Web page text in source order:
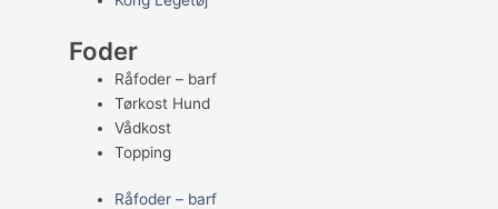
Foder
Råfoder – barf
Tørkost Hund
Vådkost
Topping
Råfoder – barf